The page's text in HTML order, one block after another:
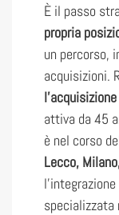
È il passo
propria
un percorso,
acquisizioni.
attiva da 45
è nel corso
Lecco,
specializzata